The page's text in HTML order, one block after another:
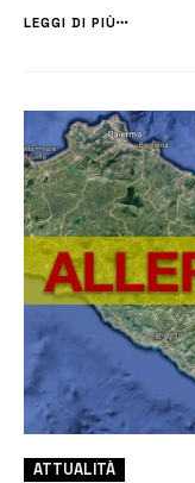
quadranti occidentali,
LEGGI DI PIÙ
ATTUALITÀ